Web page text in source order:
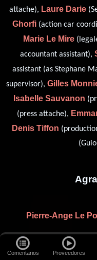
Comentarios Proveedores
attache), Laure Darie
Ghorfi(action car
Marie Le Mire
accountant assistant),
assistant (as Stephane
supervisor), Gilles
Isabelle Sauvanon
(press attache),
Denis Tiffon
Pierre-Ange Le